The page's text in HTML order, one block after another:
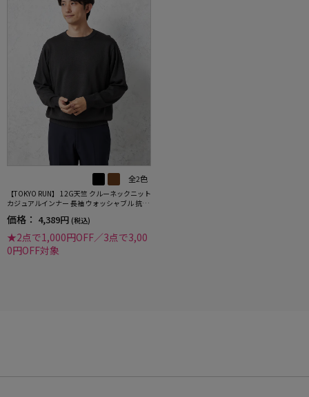
全2色
【TOKYO RUN】 12G天竺 クルーネックニット
カジュアルインナー 長袖 ウォッシャブル 抗ピ
リング 秋冬
価格： 4,389円 (税込)
★2点で1,000円OFF／3点で3,00
0円OFF対象